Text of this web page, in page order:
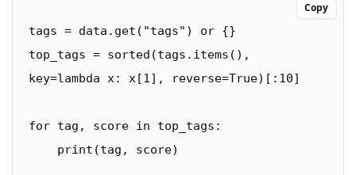
tags = data.get("tags") or {}
top_tags = sorted(tags.items(),
key=lambda x: x[1], reverse=True)[:10]
for tag, score in top_tags:
    print(tag, score)
Copy